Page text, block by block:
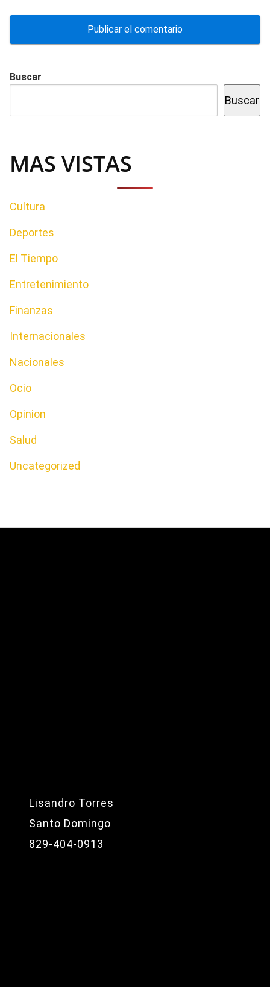
Buscar
Buscar
MAS VISTAS
Cultura
Deportes
El Tiempo
Entretenimiento
Finanzas
Internacionales
Nacionales
Ocio
Opinion
Salud
Uncategorized
Lisandro Torres
Santo Domingo
829-404-0913